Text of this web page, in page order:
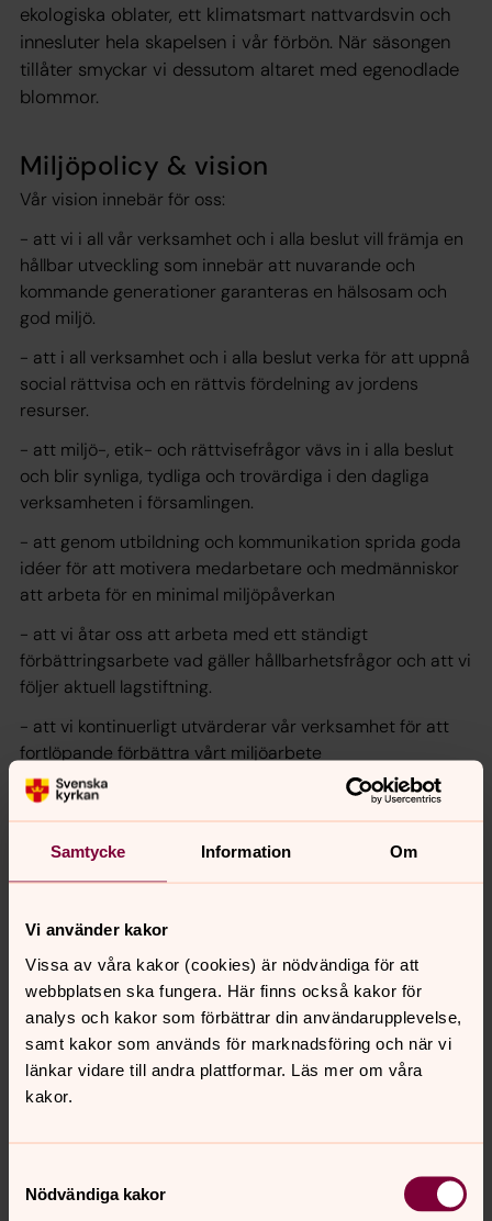
Samtycke Information Om
Vi använder kakor
Vissa av våra kakor (cookies) är nödvändiga för att
webbplatsen ska fungera. Här finns också kakor för
analys och kakor som förbättrar din användarupplevelse,
samt kakor som används för marknadsföring och när vi
länkar vidare till andra plattformar. Läs mer om våra
kakor.
Nödvändiga kakor
ekologiska oblater, ett klimatsmart nattvardsvin och
innesluter hela skapelsen i vår förbön. När säsongen
tillåter smyckar vi dessutom altaret med egenodlade
blommor.
Miljöpolicy & vision
Vår vision innebär för oss:
- att vi i all vår verksamhet och i alla beslut vill främja en
hållbar utveckling som innebär att nuvarande och
kommande generationer garanteras en hälsosam och
god miljö.
- att i all verksamhet och i alla beslut verka för att uppnå
social rättvisa och en rättvis fördelning av jordens
resurser.
- att miljö-, etik- och rättvisefrågor vävs in i alla beslut
och blir synliga, tydliga och trovärdiga i den dagliga
verksamheten i församlingen.
- att genom utbildning och kommunikation sprida goda
idéer för att motivera medarbetare och medmänniskor
att arbeta för en minimal miljöpåverkan
- att vi åtar oss att arbeta med ett ständigt
förbättringsarbete vad gäller hållbarhetsfrågor och att vi
följer aktuell lagstiftning.
- att vi kontinuerligt utvärderar vår verksamhet för att
fortlöpande förbättra vårt miljöarbete
Kontaktperson för miljödiplomeringarbetet är
miljösamordnare Anders Nilsson.
Danmark-Funbo församling bytte
till förnybar el
Anders Nilsson, fastighetsansvarig, svarar på frågor om
hur församlingen gjorde.